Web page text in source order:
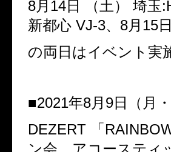
8月 14日 （土） 埼玉
新都心 VJ-3、 8月 15日
の両日はイベント実
■2021年8月 9日（月
DEZERT
「